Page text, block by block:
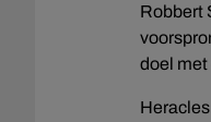
Robbert
doel met